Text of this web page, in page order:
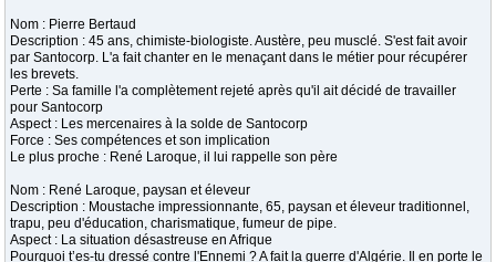
Nom : Pierre Bertaud
Description : 45 ans, chimiste-biologiste. Austère, peu musclé. S'est fait avoir
par Santocorp. L'a fait chanter en le menaçant dans le métier pour récupérer
les brevets.
Perte : Sa famille l'a complètement rejeté après qu'il ait décidé de travailler
pour Santocorp
Aspect : Les mercenaires à la solde de Santocorp
Force : Ses compétences et son implication
Le plus proche : René Laroque, il lui rappelle son père
Nom : René Laroque, paysan et éleveur
Description : Moustache impressionnante, 65, paysan et éleveur traditionnel,
trapu, peu d'éducation, charismatique, fumeur de pipe.
Aspect : La situation désastreuse en Afrique
Pourquoi t’es-tu dressé contre l'Ennemi ? A fait la guerre d'Algérie. Il en porte le